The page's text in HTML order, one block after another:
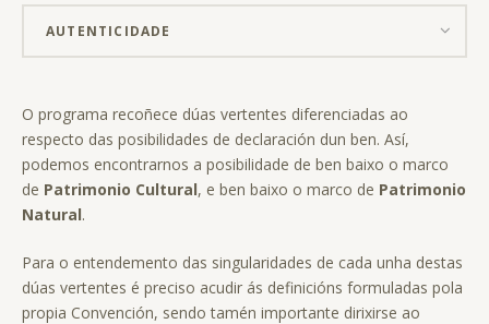
AUTENTICIDADE
O programa recoñece dúas vertentes diferenciadas ao
respecto das posibilidades de declaración dun ben. Así,
podemos encontrarnos a posibilidade de ben baixo o marco
de Patrimonio Cultural, e ben baixo o marco de Patrimonio
Natural.
Para o entendemento das singularidades de cada unha destas
dúas vertentes é preciso acudir ás definicións formuladas pola
propia Convención, sendo tamén importante dirixirse ao